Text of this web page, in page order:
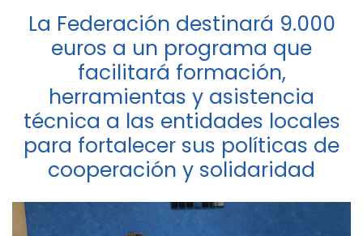
La Federación destinará 9.000
euros a un programa que
facilitará formación,
herramientas y asistencia
técnica a las entidades locales
para fortalecer sus políticas de
cooperación y solidaridad